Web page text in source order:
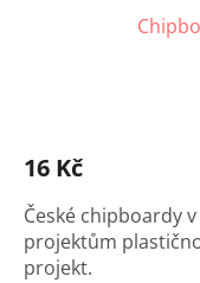
16 Kč
České chipboardy
projektům
projekt.